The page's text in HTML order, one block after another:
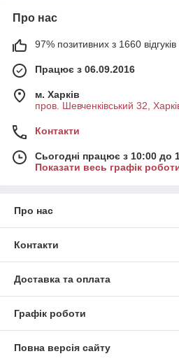
Про нас
97% позитивних з 1660 відгуків
Працює з 06.09.2016
м. Харків
пров. Шевченківський 32,
Контакти
Сьогодні працює з 10:00 до
Показати весь графік
Про нас
Контакти
Доставка та оплата
Графік роботи
Повна версія сайту